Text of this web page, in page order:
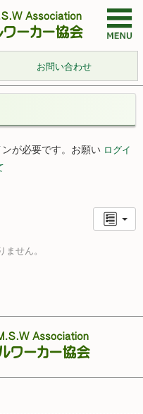
お問い合わせ
が必要です。お願い ログイ
せん。